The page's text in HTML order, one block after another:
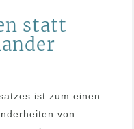
statt
ist zum einen
von